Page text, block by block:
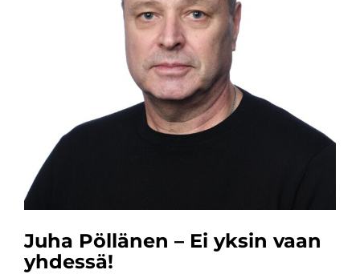
Juha Pöllänen – Ei yksin vaan
yhdessä!